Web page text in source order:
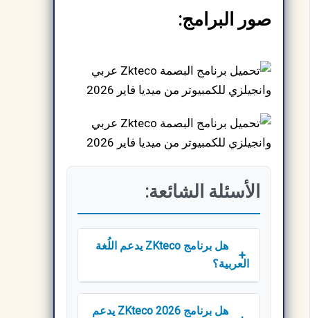
صور البرامج:
الأسئلة الشائعة:
هل برنامج ZKteco يدعم اللُغة
العربية؟
+
هل برنامج ZKteco 2026 يدعم